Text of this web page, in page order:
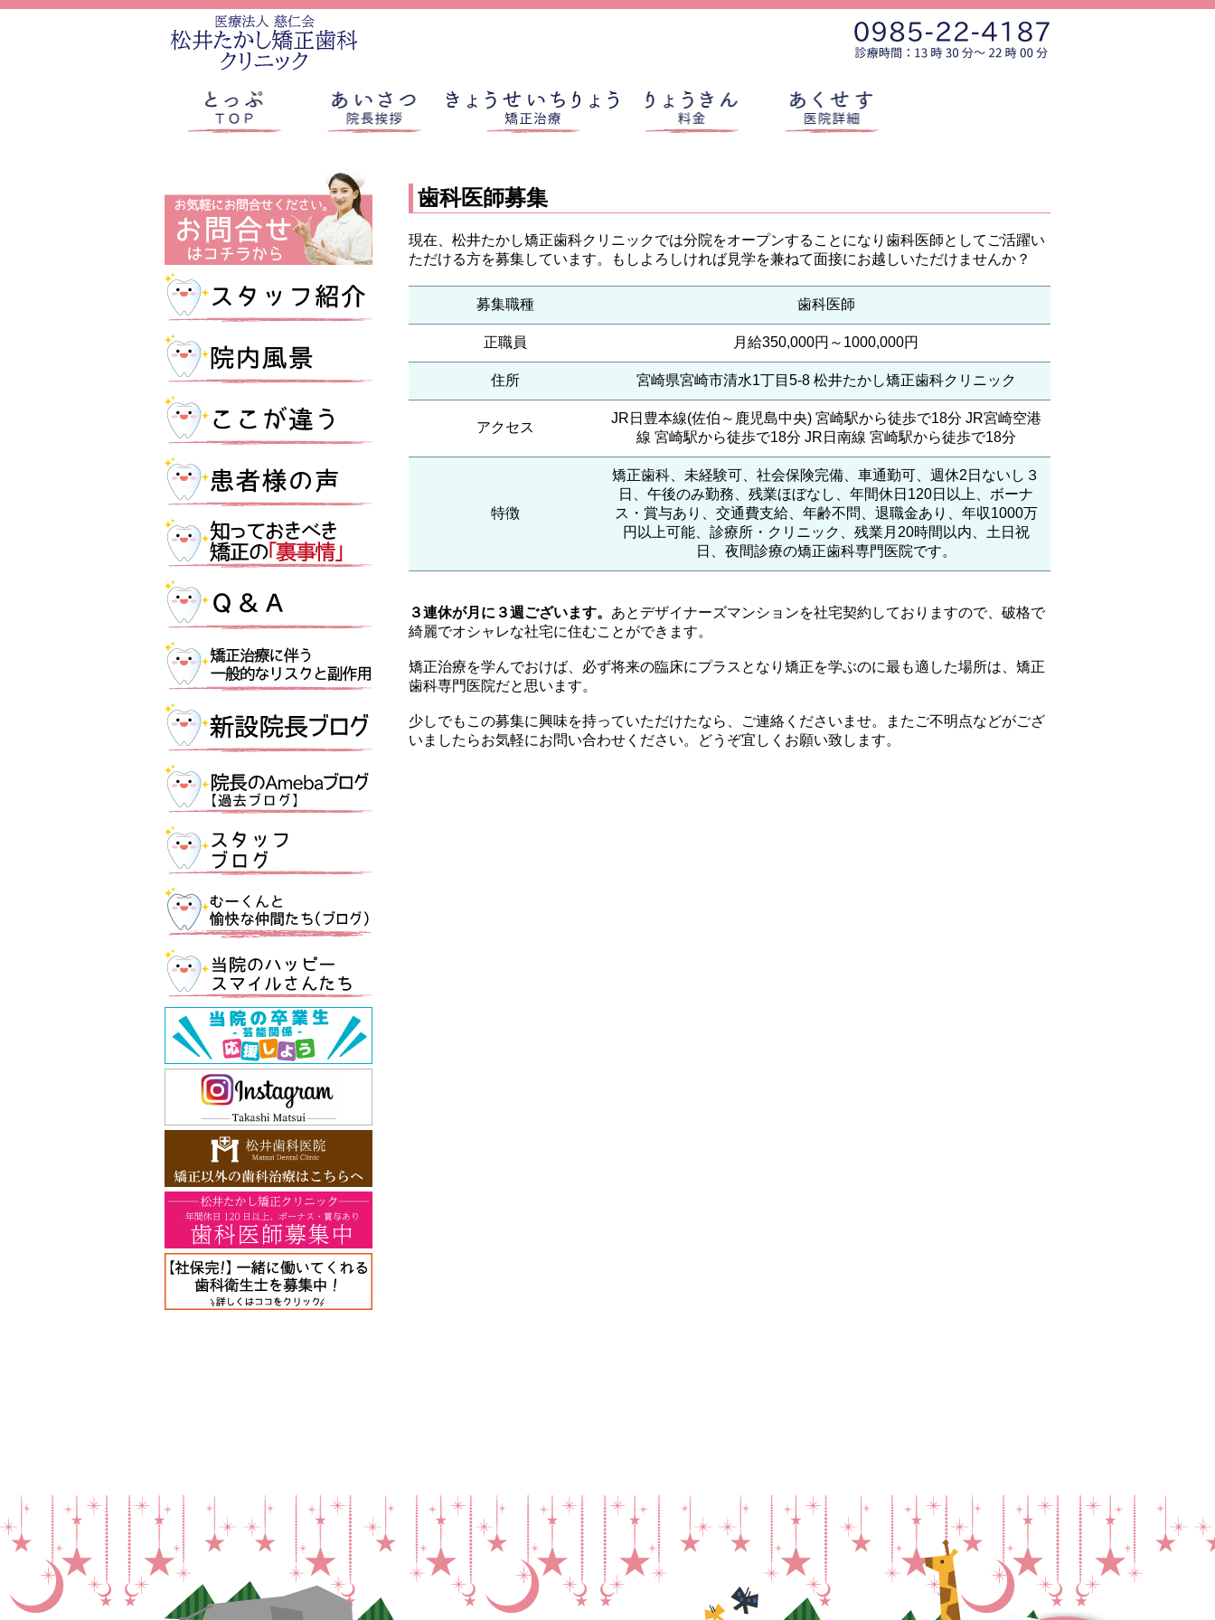
歯科医師募集
現在、松井たかし矯正歯科クリニックでは分院をオープンすることになり歯科医師としてご活躍い
ただける方を募集しています。もしよろしければ見学を兼ねて面接にお越しいただけませんか？
募集職種 歯科医師
正職員 月給350,000円～1000,000円
住所 宮崎県宮崎市清水1丁目5-8 松井たかし矯正歯科クリニック
アクセス
JR日豊本線(佐伯～鹿児島中央) 宮崎駅から徒歩で18分 JR宮崎空港
線 宮崎駅から徒歩で18分 JR日南線 宮崎駅から徒歩で18分
特徴
矯正歯科、未経験可、社会保険完備、車通勤可、週休2日ないし３
日、午後のみ勤務、残業ほぼなし、年間休日120日以上、ボーナ
ス・賞与あり、交通費支給、年齢不問、退職金あり、年収1000万
円以上可能、診療所・クリニック、残業月20時間以内、土日祝
日、夜間診療の矯正歯科専門医院です。
３連休が月に３週ございます。 あとデザイナーズマンションを社宅契約しておりますので、破格で
綺麗でオシャレな社宅に住むことができます。
矯正治療を学んでおけば、必ず将来の臨床にプラスとなり矯正を学ぶのに最も適した場所は、矯正
歯科専門医院だと思います。
少しでもこの募集に興味を持っていただけたなら、ご連絡くださいませ。またご不明点などがござ
いましたらお気軽にお問い合わせください。どうぞ宜しくお願い致します。